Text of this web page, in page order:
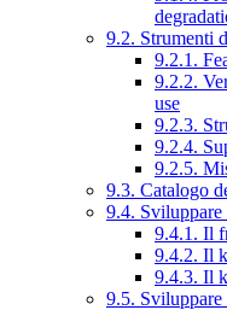
9.2. Strumenti
9.2.1.
9.2.2.
use
9.2.3.
9.2.4.
9.2.5.
9.3. Catalogo
9.4. Sviluppare
9.4.1. Il
9.4.2. Il
9.4.3. Il
9.5.